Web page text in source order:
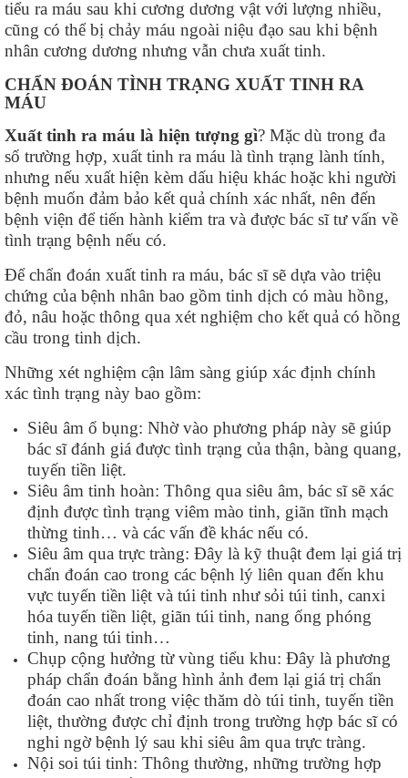
tiểu ra máu sau khi cương dương vật với lượng nhiều,
cũng có thể bị chảy máu ngoài niệu đạo sau khi bệnh
nhân cương dương nhưng vẫn chưa xuất tinh.
CHẨN ĐOÁN TÌNH TRẠNG XUẤT TINH RA
MÁU
Xuất tinh ra máu là hiện tượng gì? Mặc dù trong đa
số trường hợp, xuất tinh ra máu là tình trạng lành tính,
nhưng nếu xuất hiện kèm dấu hiệu khác hoặc khi người
bệnh muốn đảm bảo kết quả chính xác nhất, nên đến
bệnh viện để tiến hành kiểm tra và được bác sĩ tư vấn về
tình trạng bệnh nếu có.
Để chẩn đoán xuất tinh ra máu, bác sĩ sẽ dựa vào triệu
chứng của bệnh nhân bao gồm tinh dịch có màu hồng,
đỏ, nâu hoặc thông qua xét nghiệm cho kết quả có hồng
cầu trong tinh dịch.
Những xét nghiệm cận lâm sàng giúp xác định chính
xác tình trạng này bao gồm:
Siêu âm ổ bụng: Nhờ vào phương pháp này sẽ giúp
bác sĩ đánh giá được tình trạng của thận, bàng quang,
tuyến tiền liệt.
Siêu âm tinh hoàn: Thông qua siêu âm, bác sĩ sẽ xác
định được tình trạng viêm mào tinh, giãn tĩnh mạch
thừng tinh… và các vấn đề khác nếu có.
Siêu âm qua trực tràng: Đây là kỹ thuật đem lại giá trị
chẩn đoán cao trong các bệnh lý liên quan đến khu
vực tuyến tiền liệt và túi tinh như sỏi túi tinh, canxi
hóa tuyến tiền liệt, giãn túi tinh, nang ống phóng
tinh, nang túi tinh…
Chụp cộng hưởng từ vùng tiểu khu: Đây là phương
pháp chẩn đoán bằng hình ảnh đem lại giá trị chẩn
đoán cao nhất trong việc thăm dò túi tinh, tuyến tiền
liệt, thường được chỉ định trong trường hợp bác sĩ có
nghi ngờ bệnh lý sau khi siêu âm qua trực tràng.
Nội soi túi tinh: Thông thường, những trường hợp